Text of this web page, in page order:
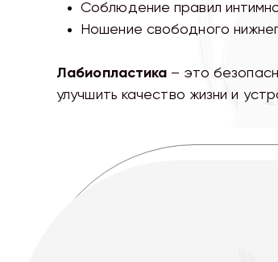
Соблюдение правил
Ношение свободного
Лабиопластика – это
улучшить качество жизни и